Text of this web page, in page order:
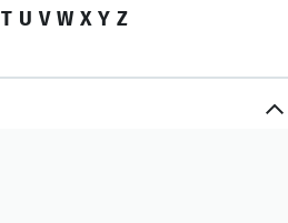
T U V W X Y Z